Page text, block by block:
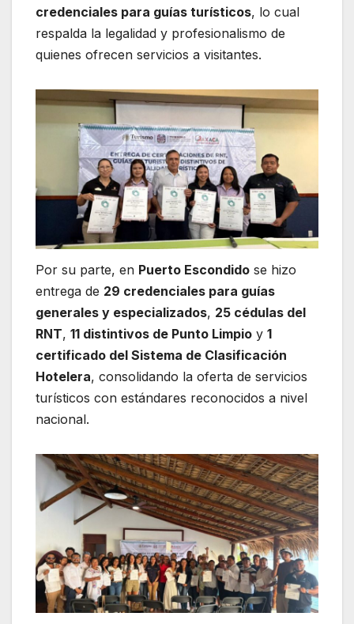
credenciales para guías turísticos, lo cual
respalda la legalidad y profesionalismo de
quienes ofrecen servicios a visitantes.
Por su parte, en Puerto Escondido se hizo
entrega de 29 credenciales para guías
generales y especializados, 25 cédulas del
RNT, 11 distintivos de Punto Limpio y 1
certificado del Sistema de Clasificación
Hotelera, consolidando la oferta de servicios
turísticos con estándares reconocidos a nivel
nacional.